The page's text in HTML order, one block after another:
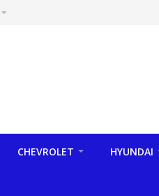
CHEVROLET HYUNDAI